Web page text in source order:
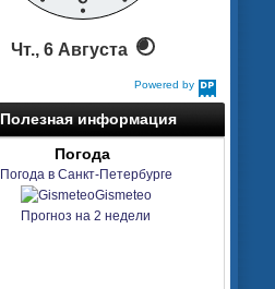
Powered by
DaysPedia.com
Чт., 6 Августа
Полезная информация
Погода
Погода в Санкт-Петербурге
Gismeteo
Прогноз на 2 недели